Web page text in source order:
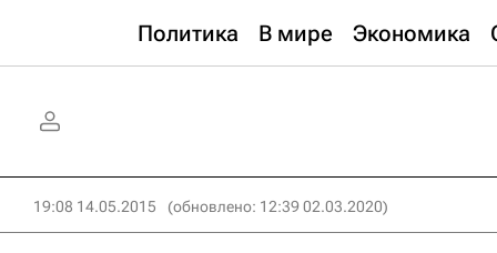
Политика В мире Экономика
19:08 14.05.2015 (обновлено: 12:39 02.03.2020)